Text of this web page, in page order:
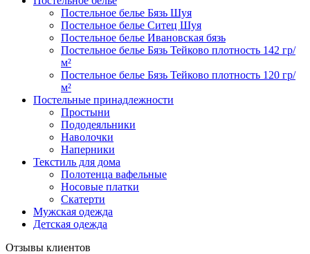
Постельное белье Бязь Шуя
Постельное белье Ситец Шуя
Постельное белье Ивановская бязь
Постельное белье Бязь Тейково плотность 142 гр/
м²
Постельное белье Бязь Тейково плотность 120 гр/
м²
Постельные принадлежности
Простыни
Пододеяльники
Наволочки
Наперники
Текстиль для дома
Полотенца вафельные
Носовые платки
Скатерти
Мужская одежда
Детская одежда
Отзывы клиентов